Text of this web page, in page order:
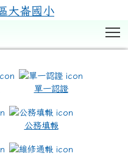
單一認證
公務填報